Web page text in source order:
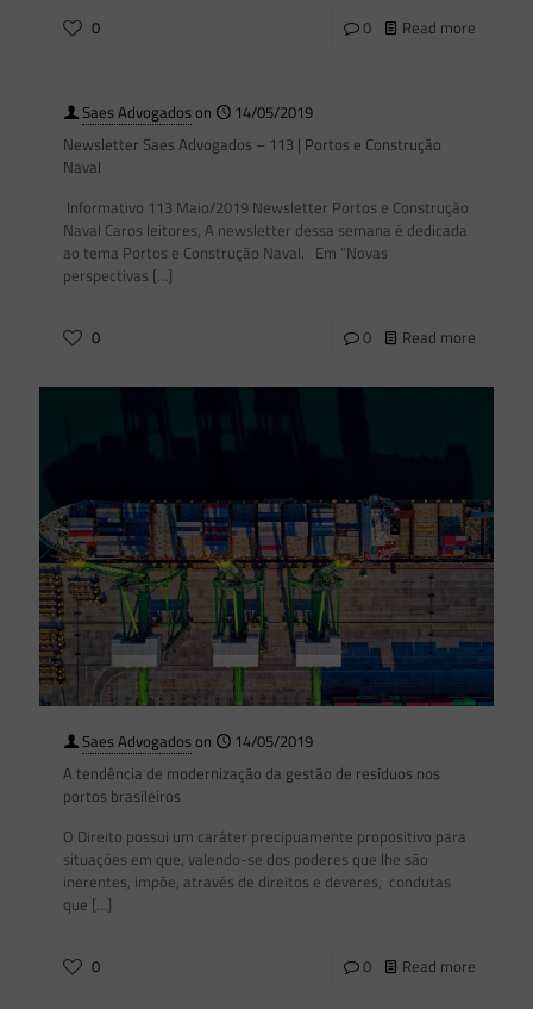
0 0 Read more
Saes Advogadoson
14/05/2019
Newsletter Saes Advogados – 113 | Portos e Construção
Naval
Informativo 113 Maio/2019 Newsletter Portos e Construção
Naval Caros leitores, A newsletter dessa semana é dedicada
ao tema Portos e Construção Naval. Em “Novas
perspectivas […]
0 0 Read more
Saes Advogadoson
14/05/2019
A tendência de modernização da gestão de resíduos nos
portos brasileiros
O Direito possui um caráter precipuamente propositivo para
situações em que, valendo-se dos poderes que lhe são
inerentes, impõe, através de direitos e deveres, condutas
que […]
0 0 Read more